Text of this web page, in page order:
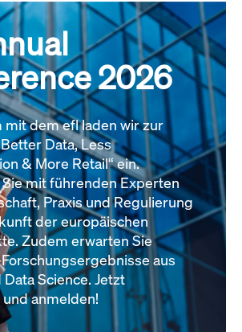
2026
mit dem efl laden wir zur
Data, Less
& More Retail“ ein.
mit führenden Experten
Praxis und Regulierung
der europäischen
Zudem erwarten Sie
aus
Science. Jetzt
anmelden!